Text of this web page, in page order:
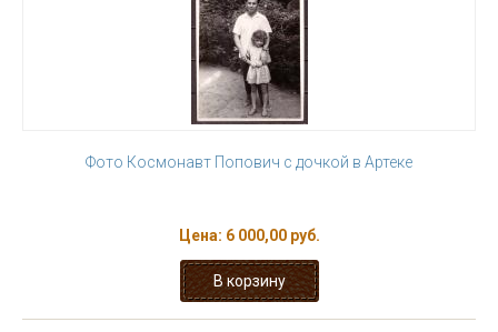
Фото Космонавт Попович с дочкой в Артеке
Цена: 6 000,00 руб.